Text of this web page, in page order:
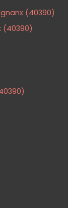
(40390)
(40390)